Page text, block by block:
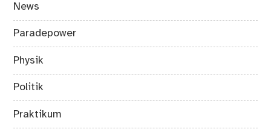
News
Paradepower
Physik
Politik
Praktikum